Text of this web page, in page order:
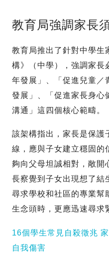
教育局強調家長
教育局推出了針對中學生
構》（中學），強調家長
年發展」、「促進兒童／
發展」、「促進家長身心
溝通」這四個核心範疇。
該架構指出，家長是保護
線，應與子女建立穩固的
夠向父母坦誠相對，敞開
長察覺到子女出現想了結
尋求學校和社區的專業幫
生念頭時，更應迅速尋求
16個學生常見自殺徵兆
自我傷害